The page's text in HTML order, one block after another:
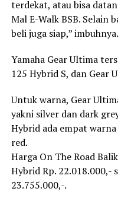
terdekat, atau bisa
Mal E-Walk BSB. Selain
beli juga siap,” imbuhnya.
Yamaha Gear Ultima
125 Hybrid S, dan Gear
Untuk warna, Gear
yakni silver dan dark
Hybrid ada empat
red.
Harga On The Road
Hybrid Rp. 22.018.000,-
23.755.000,-.